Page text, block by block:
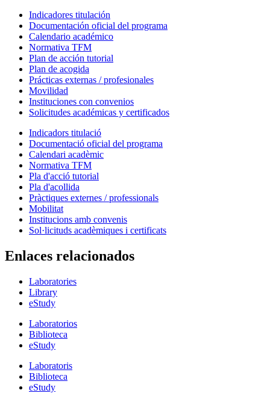
Indicadores titulación
Documentación oficial del programa
Calendario académico
Normativa TFM
Plan de acción tutorial
Plan de acogida
Prácticas externas / profesionales
Movilidad
Instituciones con convenios
Solicitudes académicas y certificados
Indicadors titulació
Documentació oficial del programa
Calendari acadèmic
Normativa TFM
Pla d'acció tutorial
Pla d'acollida
Pràctiques externes / professionals
Mobilitat
Institucions amb convenis
Sol·licituds acadèmiques i certificats
Enlaces relacionados
Laboratories
Library
eStudy
Laboratorios
Biblioteca
eStudy
Laboratoris
Biblioteca
eStudy